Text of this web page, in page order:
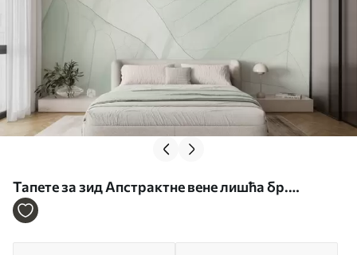
Тапете за зид Апстрактне вене лишћа бр.
w05474